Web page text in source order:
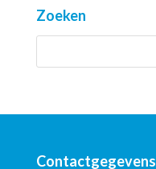
Zoeken
Contactgegevens